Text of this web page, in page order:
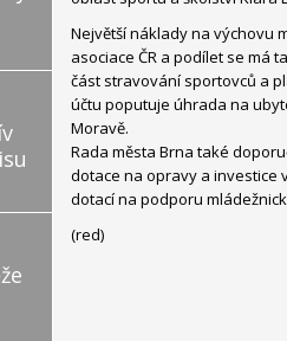
Největší náklady na výchovu
asociace ČR a podílet se má
část stravování sportovců a
účtu poputuje úhrada na
Moravě.
Rada města Brna také
dotace na opravy a investice
dotací na podporu
(red)